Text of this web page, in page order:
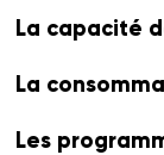
La capacité
La
Les